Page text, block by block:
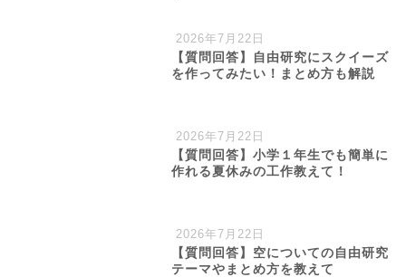
2026年7月22日
【質問回答】自由研究にスクイーズ
を作ってみたい！まとめ方も解説
2026年7月22日
【質問回答】小学１年生でも簡単に
作れる夏休みの工作教えて！
2026年7月22日
【質問回答】空についての自由研究
テーマやまとめ方を教えて